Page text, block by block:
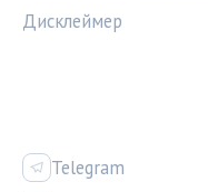
Дисклеймер
Telegram